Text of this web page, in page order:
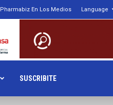
Pharmabiz En Los Medios Language
SUSCRIBITE